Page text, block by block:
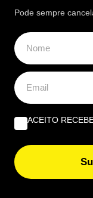
Mulher
euros do
trabalho
Pode sempre
ACEITO